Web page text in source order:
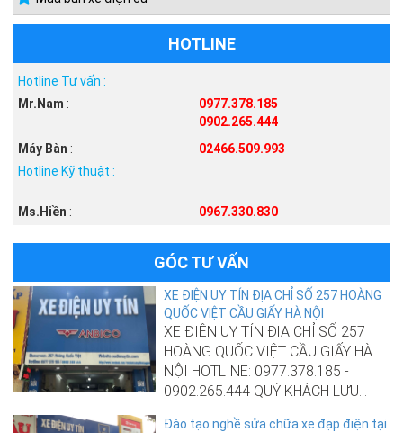
HOTLINE
Hotline Tư vấn :
Mr.Nam :
0977.378.185
0902.265.444
Máy Bàn :
02466.509.993
Hotline Kỹ thuật :
Ms.Hiền : 0967.330.830
GÓC TƯ VẤN
XE ĐIỆN UY TÍN ĐỊA CHỈ SỐ 257 HOÀNG
QUỐC VIỆT CẦU GIẤY HÀ NỘI
XE ĐIỆN UY TÍN ĐỊA CHỈ SỐ 257
HOÀNG QUỐC VIỆT CẦU GIẤY HÀ
NỘI HOTLINE: 0977.378.185 -
0902.265.444 QUÝ KHÁCH LƯU...
Đào tạo nghề sửa chữa xe đạp điện tại